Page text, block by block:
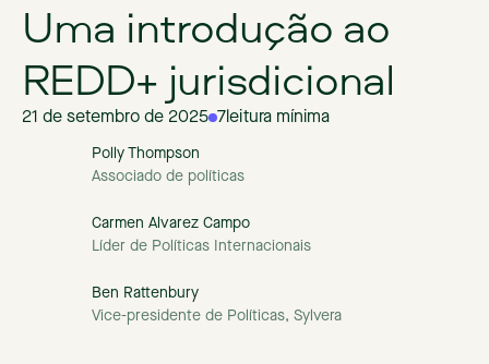
Uma introdução ao
REDD+ jurisdicional
21 de setembro de 2025 7leitura mínima
Polly Thompson
Associado de políticas
Carmen Alvarez Campo
Líder de Políticas Internacionais
Ben Rattenbury
Vice-presidente de Políticas, Sylvera